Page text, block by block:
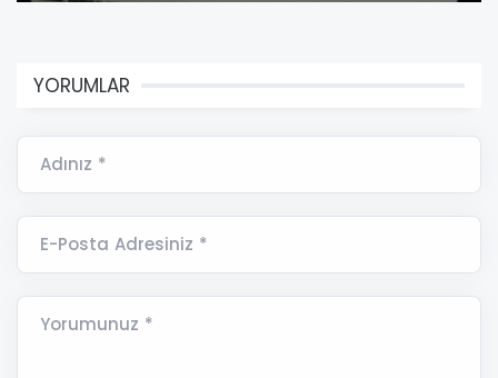
YORUMLAR
Adınız *
E-Posta Adresiniz *
Yorumunuz *